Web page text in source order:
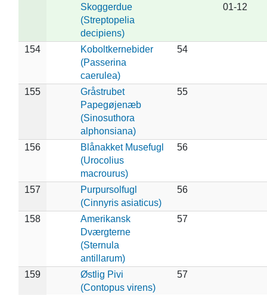
Skoggerdue
(Streptopelia
decipiens)
01-12
154
Koboltkernebider
(Passerina
caerulea)
54
155
Gråstrubet
Papegøjenæb
(Sinosuthora
alphonsiana)
55
156
Blånakket Musefugl
(Urocolius
macrourus)
56
157
Purpursolfugl
(Cinnyris asiaticus)
56
158
Amerikansk
Dværgterne
(Sternula
antillarum)
57
159
Østlig Pivi
(Contopus virens)
57